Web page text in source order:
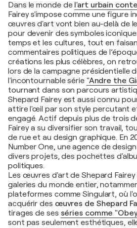
Dans le monde de l'art urbain
Fairey s'impose comme une figure
œuvres d'art vont bien au-delà de
pour devenir des symboles
temps et les cultures, tout en
commentaires politiques de
créations les plus célèbres, on
lors de la campagne présidentielle
l'incontournable série "Andre the
tournant dans son parcours
Shepard Fairey est aussi connu
attire l'œil par son style percutant
engagé. Actif depuis plus de trois
Fairey a su diversifier son travail,
de rue et au design graphique. En
Number One, une agence de
divers projets, des pochettes
politiques.
Les œuvres d'art de Shepard
galeries du monde entier,
plateformes comme Singulart, où
acquérir des œuvres de Shepard
tirages de ses séries comme
sont pas seulement esthétiques,